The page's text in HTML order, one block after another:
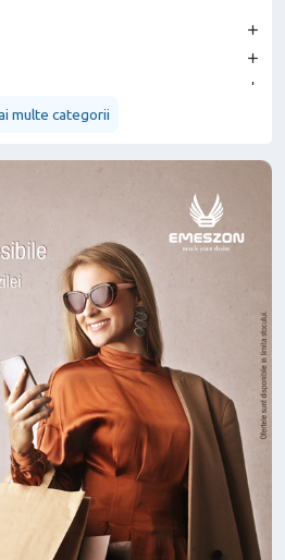








multe categorii